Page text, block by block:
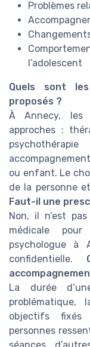
Problèmes
l’adolescent
Quels sont
proposés ?
À Annecy, les
approches :
ou enfant. Le
de la personne
Faut-il une
Non, il n’est
médicale
psychologue à
confidentielle.
La durée
objectifs fixés
personnes